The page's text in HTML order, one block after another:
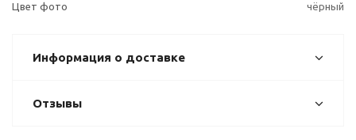
Цвет фото
чёрный
Информация о доставке
Отзывы